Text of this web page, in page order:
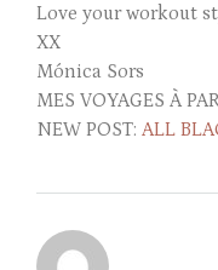
Love your workout
XX
Mónica Sors
MES VOYAGES À
NEW POST: ALL